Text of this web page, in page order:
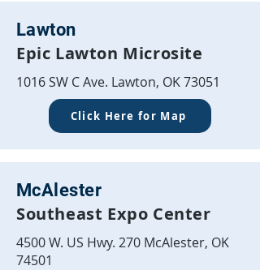
Lawton
Epic Lawton Microsite
1016 SW C Ave. Lawton, OK 73051
Click Here for Map
McAlester
Southeast Expo Center
4500 W. US Hwy. 270 McAlester, OK
74501